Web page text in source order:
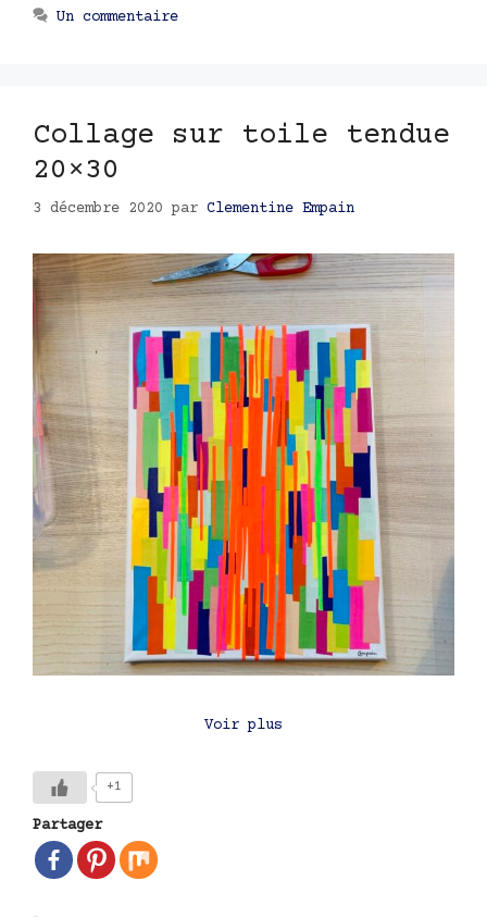
Un commentaire
Collage sur toile tendue
20×30
3 décembre 2020 par Clementine Empain
Voir plus
+1
Partager